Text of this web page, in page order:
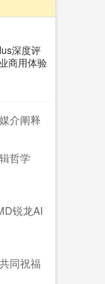
深度评
商用体验
介阐释
哲学
锐龙AI
同祝福